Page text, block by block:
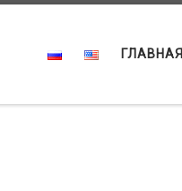
ГЛАВНАЯ